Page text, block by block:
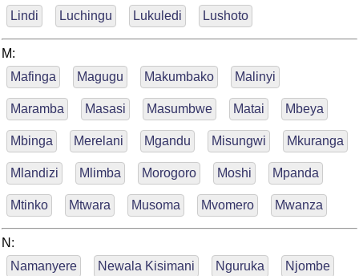
Lindi
Luchingu Lukuledi Lushoto
M:
Mafinga
Magugu Makumbako Malinyi
Maramba Masasi Masumbwe Matai Mbeya
Mbinga Merelani Mgandu Misungwi Mkuranga
Mlandizi Mlimba Morogoro Moshi Mpanda
Mtinko Mtwara Musoma Mvomero Mwanza
N:
Namanyere
Newala Kisimani Nguruka Njombe